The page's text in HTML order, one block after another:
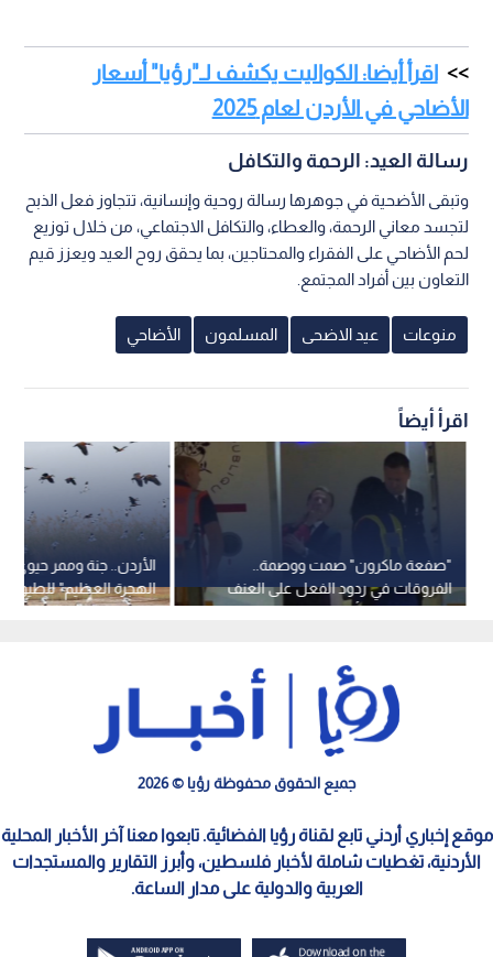
اقرأ أيضا: الكواليت يكشف لـ"رؤيا" أسعار
الأضاحي في الأردن لعام 2025
رسالة العيد: الرحمة والتكافل
وتبقى الأضحية في جوهرها رسالة روحية وإنسانية، تتجاوز فعل الذبح
لتجسد معاني الرحمة، والعطاء، والتكافل الاجتماعي، من خلال توزيع
لحم الأضاحي على الفقراء والمحتاجين، بما يحقق روح العيد ويعزز قيم
التعاون بين أفراد المجتمع.
منوعات عيد الاضحى المسلمون الأضاحي
اقرأ أيضاً
الأردن.. جنة وممر حيوي
الهجرة العظيم" للطيور
"صفعة ماكرون" صمت ووصمة..
الفروقات في ردود الفعل على العنف
بين الرجل والمرأة
جميع الحقوق محفوظة رؤيا © 2026
موقع إخباري أردني تابع لقناة رؤيا الفضائية. تابعوا معنا آخر الأخبار المحلية
الأردنية، تغطيات شاملة لأخبار فلسطين، وأبرز التقارير والمستجدات
العربية والدولية على مدار الساعة.